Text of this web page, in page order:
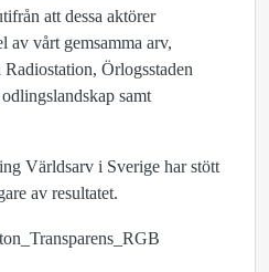
att dessa aktörer
av vårt gemsamma arv,
Örlogsstaden
samt
Världsarv i Sverige har stött
av resultatet.